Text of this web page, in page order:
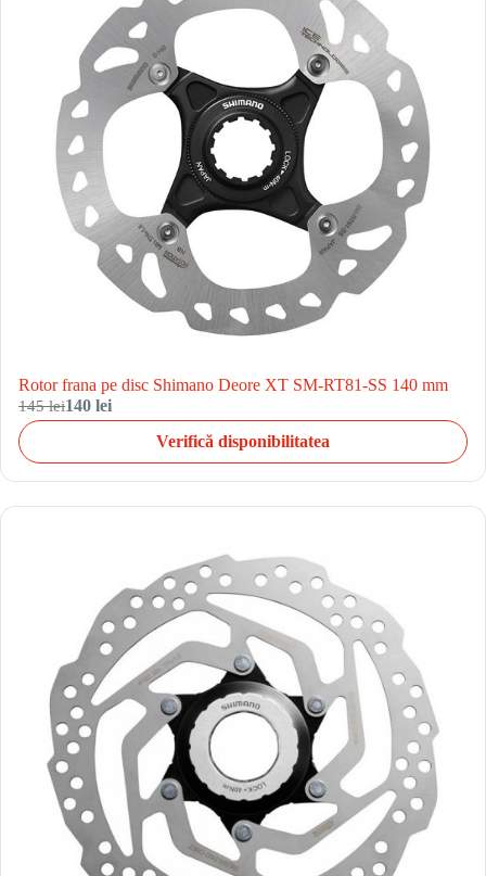
Rotor frana pe disc Shimano Deore XT SM-RT81-SS 140 mm
145 lei140 lei
Verifică disponibilitatea